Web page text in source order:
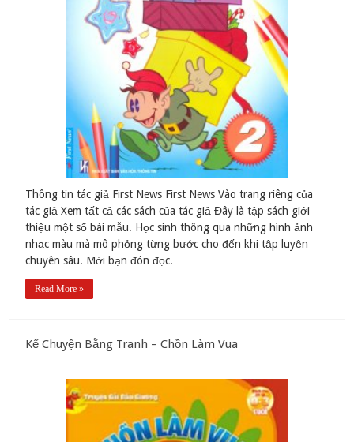
Thông tin tác giả First News First News Vào trang riêng của
tác giả Xem tất cả các sách của tác giả Đây là tập sách giới
thiệu một số bài mẫu. Học sinh thông qua những hình ảnh
nhạc màu mà mô phỏng từng bước cho đến khi tập luyện
chuyên sâu. Mời bạn đón đọc.
Read More »
Kể Chuyện Bằng Tranh – Chồn Làm Vua